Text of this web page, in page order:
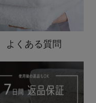
よくある質問